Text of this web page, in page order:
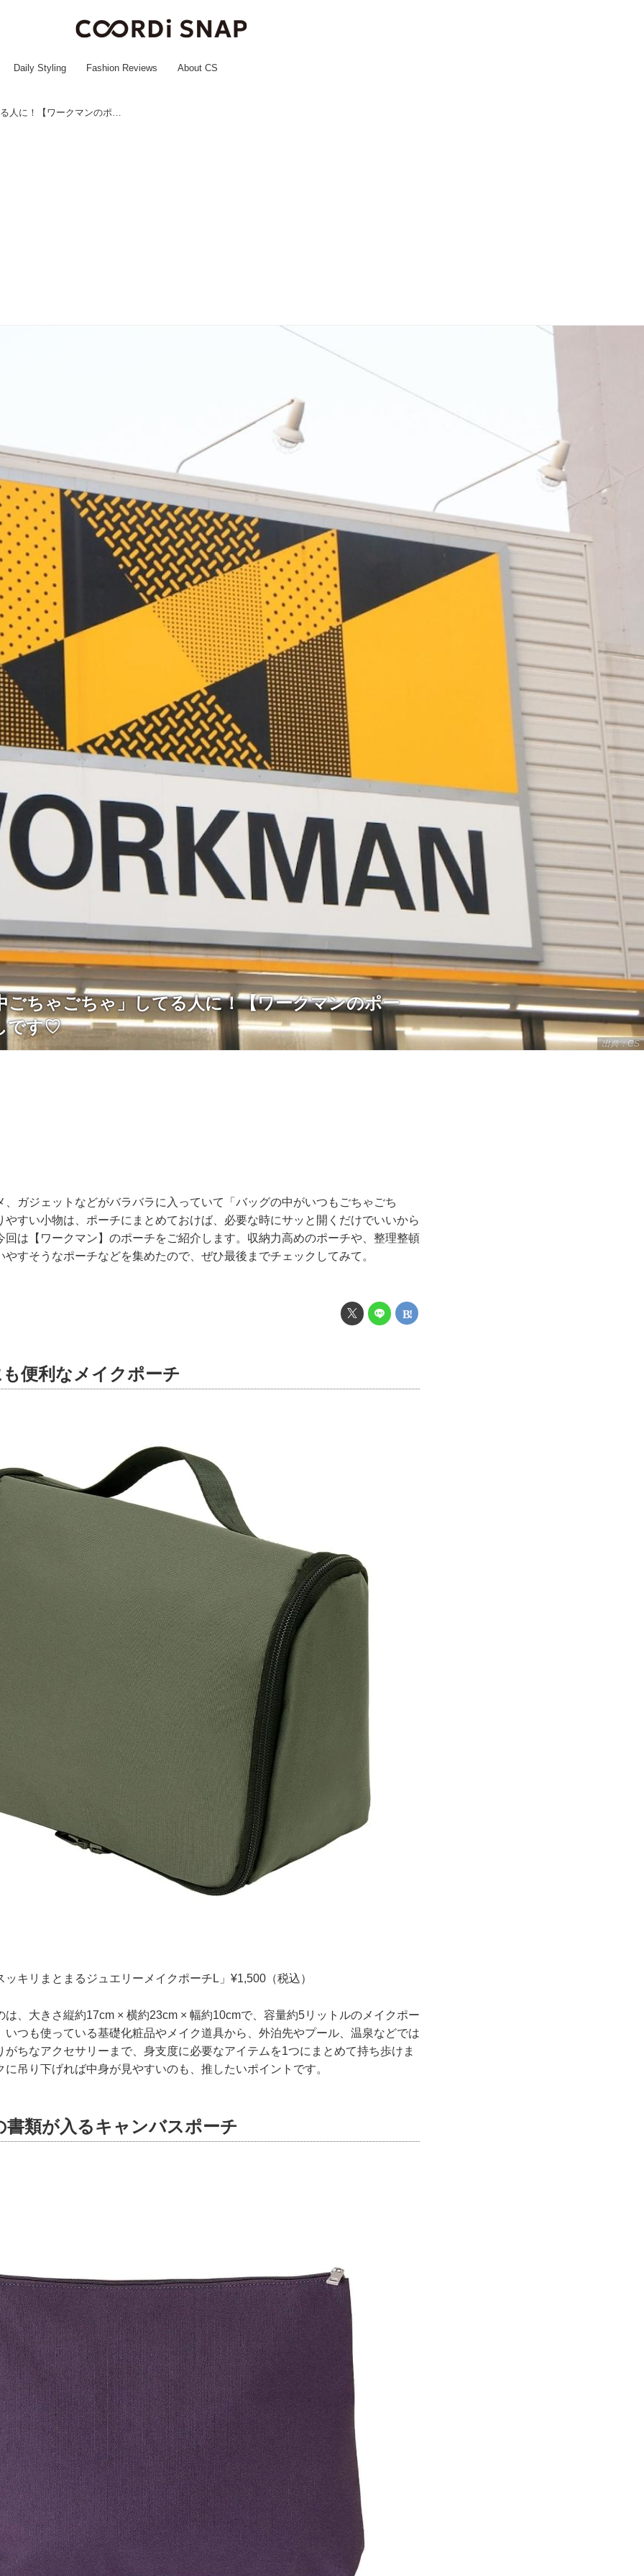
Daily Styling Fashion Reviews About CS
「バッグの中ごちゃごちゃ」してる人に！【ワークマンのポーチ】が最推しです♡
出典：CS
ごちゃごちゃ」してる人に！【ワークマンのポー
です♡
、ガジェットなどがバラバラに入っていて「バッグの中がいつもごちゃごち
すい小物は、ポーチにまとめておけば、必要な時にサッと開くだけでいいから
回は【ワークマン】のポーチをご紹介します。収納力高めのポーチや、整理整頓
やすそうなポーチなどを集めたので、ぜひ最後までチェックしてみて。
便利なメイクポーチ
キリまとまるジュエリーメイクポーチL」¥1,500（税込）
は、大きさ縦約17cm × 横約23cm × 幅約10cmで、容量約5リットルのメイクポー
いつも使っている基礎化粧品やメイク道具から、外泊先やプール、温泉などでは
がちなアクセサリーまで、身支度に必要なアイテムを1つにまとめて持ち歩けま
吊り下げれば中身が見やすいのも、推したいポイントです。
書類が入るキャンバスポーチ